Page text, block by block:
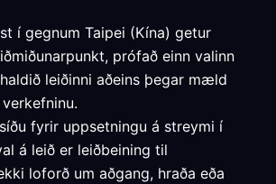
í gegnum Taipei (Kína) getur
prófað einn valinn
leiðinni aðeins þegar mæld
fyrir uppsetningu á streymi í
á leið er leiðbeining til
loforð um aðgang, hraða eða